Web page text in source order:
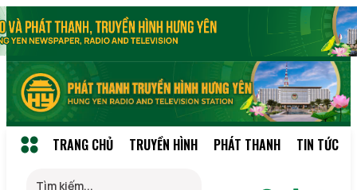
TRANG CHỦ TRUYỀN HÌNH PHÁT THANH TIN TỨC